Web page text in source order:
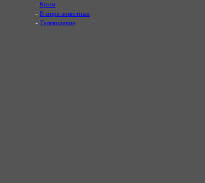
- Крым
- В мире животных
- Телевидение